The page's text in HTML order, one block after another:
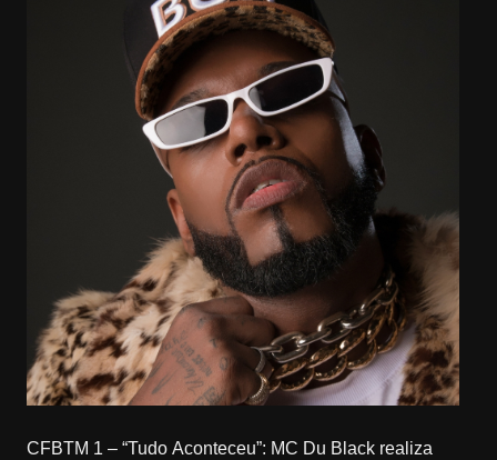
CFBTM 1 – “Tudo Aconteceu”: MC Du Black realiza